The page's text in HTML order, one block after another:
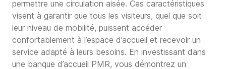
permettre une circulation aisée. Ces caractéristiques
visent à garantir que tous les visiteurs, quel que soit
leur niveau de mobilité, puissent accéder
confortablement à l’espace d’accueil et recevoir un
service adapté à leurs besoins. En investissant dans
une banque d’accueil PMR, vous démontrez un